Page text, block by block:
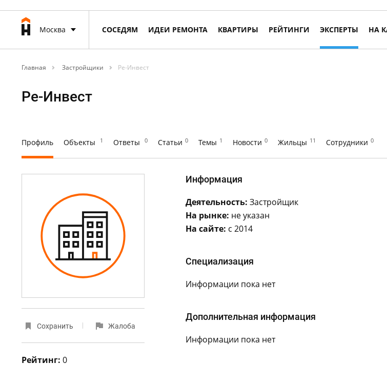
Москва СОСЕДЯМ ИДЕИ РЕМОНТА КВАРТИРЫ РЕЙТИНГИ ЭКСПЕРТЫ НА
Главная Застройщики Ре-Инвест
Ре-Инвест
Профиль Объекты 1 Ответы 0 Статьи 0 Темы 1 Новости 0 Жильцы 11 Сотрудники 0
Сохранить Жалоба
Рейтинг: 0
Информация
Деятельность: Застройщик
На рынке: не указан
На сайте: с 2014
Специализация
Информации пока нет
Дополнительная информация
Информации пока нет